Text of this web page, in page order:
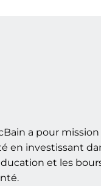
a pour
en investissant
et les